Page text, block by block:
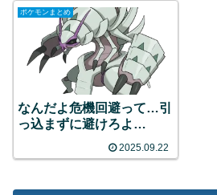
ポケモンまとめ
なんだよ危機回避って…引
っ込まずに避けろよ…
2025.09.22